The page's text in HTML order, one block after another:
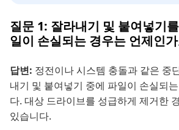
질문 1: 잘라내기 및 붙여넣기
일이 손실되는 경우는 언제인
답변: 정전이나 시스템 충돌과 같은 중
내기 및 붙여넣기 중에 파일이 손실되
다. 대상 드라이브를 성급하게 제거한
있습니다.